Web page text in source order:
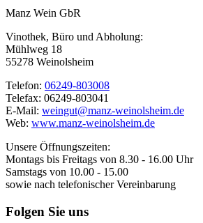
Manz Wein GbR
Vinothek, Büro und Abholung:
Mühlweg 18
55278 Weinolsheim
Telefon: 06249-803008
Telefax: 06249-803041
E-Mail: weingut@manz-weinolsheim.de
Web: www.manz-weinolsheim.de
Unsere Öffnungszeiten:
Montags bis Freitags von 8.30 - 16.00 Uhr
Samstags von 10.00 - 15.00
sowie nach telefonischer Vereinbarung
Folgen Sie uns